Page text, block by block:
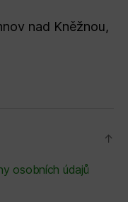
nad Kněžnou,
↑
osobních údajů